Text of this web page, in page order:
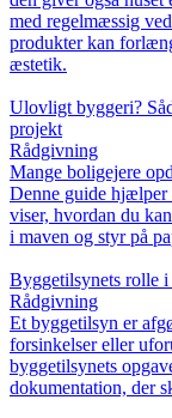
med regelmæssig
produkter kan
æstetik.
Ulovligt byggeri?
projekt
Rådgivning
Mange boligejere
Denne guide
viser, hvordan du
i maven og styr på
Byggetilsynets rolle
Rådgivning
Et byggetilsyn er
forsinkelser eller
byggetilsynets
dokumentation, der